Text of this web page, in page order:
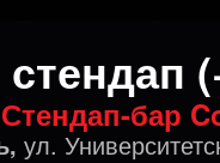
Стендап-бар
ул.